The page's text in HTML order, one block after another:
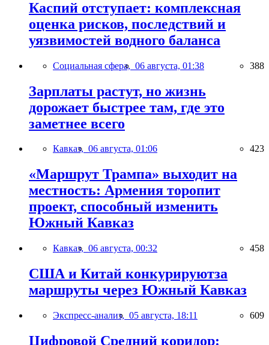
Каспий отступает: комплексная
оценка рисков, последствий и
уязвимостей водного баланса
Социальная сфера, 06 августа, 01:38 388
Зарплаты растут, но жизнь
дорожает быстрее там, где это
заметнее всего
Кавказ, 06 августа, 01:06 423
«Маршрут Трампа» выходит на
местность: Армения торопит
проект, способный изменить
Южный Кавказ
Кавказ, 06 августа, 00:32 458
США и Китай конкурируютза
маршруты через Южный Кавказ
Экспресс-анализ, 05 августа, 18:11 609
Цифровой Средний коридор: